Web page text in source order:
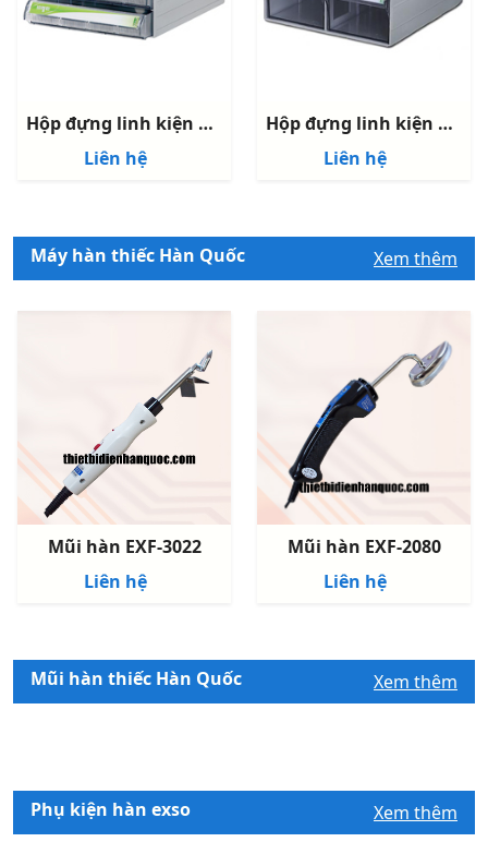
Hộp đựng linh kiện hàn quốc CA515
Liên hệ
Hộp đựng linh kiện hàn quốc CA504
Liên hệ
Máy hàn thiếc Hàn Quốc Xem thêm
Mũi hàn EXF-3022
Liên hệ
Mũi hàn EXF-2080
Liên hệ
Mũi hàn thiếc Hàn Quốc Xem thêm
Phụ kiện hàn exso Xem thêm